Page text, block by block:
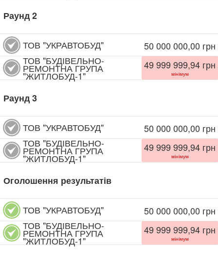
Раунд2
ТОВ "УКРАВТОБУД" 50 000 000,00 грн
ТОВ "БУДІВЕЛЬНО-
РЕМОНТНА ГРУПА
"ЖИТЛОБУД-1"
49 999 999,94 грн
мінімум
Раунд3
ТОВ "УКРАВТОБУД" 50 000 000,00 грн
ТОВ "БУДІВЕЛЬНО-
РЕМОНТНА ГРУПА
"ЖИТЛОБУД-1"
49 999 999,94 грн
мінімум
Оголошення результатів
ТОВ "УКРАВТОБУД" 50 000 000,00 грн
ТОВ "БУДІВЕЛЬНО-
РЕМОНТНА ГРУПА
"ЖИТЛОБУД-1"
49 999 999,94 грн
мінімум